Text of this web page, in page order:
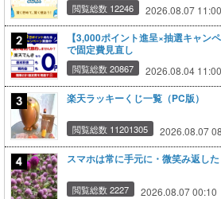
閲覧総数 12246 2026.08.07 11:00
【3,000ポイント進呈×抽選キャン
で固定費見直し
閲覧総数 20867 2026.08.04 11:00
楽天ラッキーくじ一覧（PC版）
閲覧総数 11201305 2026.08.07
スマホは常に手元に・微笑み返し
閲覧総数 2227 2026.08.07 00:10